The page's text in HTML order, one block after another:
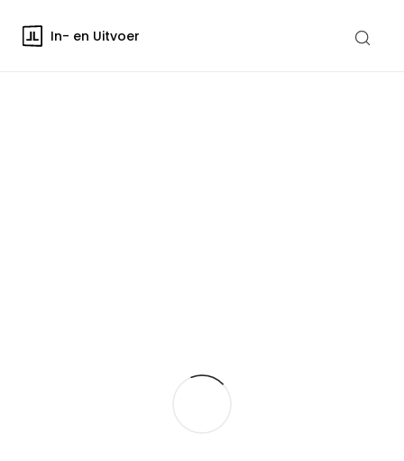
In- en Uitvoer